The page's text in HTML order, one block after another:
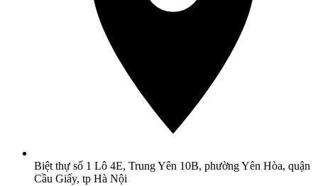
Biệt thự số 1 Lô 4E, Trung Yên 10B, phường Yên Hòa, quận
Cầu Giấy, tp Hà Nội